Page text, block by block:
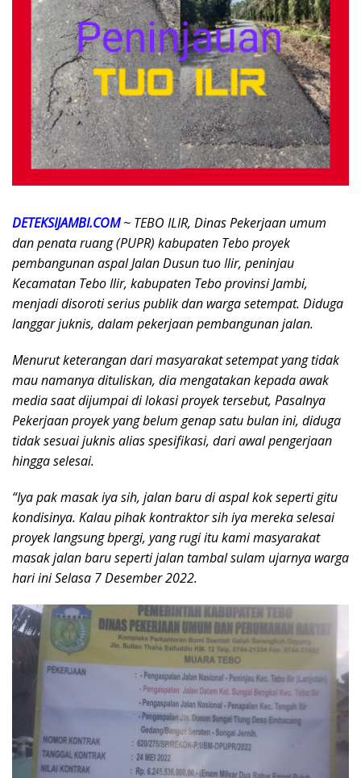
DETEKSIJAMBI.COM~ TEBO ILIR, Dinas Pekerjaan umum
dan penata ruang (PUPR) kabupaten Tebo proyek
pembangunan aspal Jalan Dusun tuo Ilir, peninjau
Kecamatan Tebo Ilir, kabupaten Tebo provinsi Jambi,
menjadi disoroti serius publik dan warga setempat. Diduga
langgar juknis, dalam pekerjaan pembangunan jalan.
Menurut keterangan dari masyarakat setempat yang tidak
mau namanya dituliskan, dia mengatakan kepada awak
media saat dijumpai di lokasi proyek tersebut, Pasalnya
Pekerjaan proyek yang belum genap satu bulan ini, diduga
tidak sesuai juknis alias spesifikasi, dari awal pengerjaan
hingga selesai.
“Iya pak masak iya sih, jalan baru di aspal kok seperti gitu
kondisinya. Kalau pihak kontraktor sih iya mereka selesai
proyek langsung bpergi, yang rugi itu kami masyarakat
masak jalan baru seperti jalan tambal sulam ujarnya warga
hari ini Selasa 7 Desember 2022.